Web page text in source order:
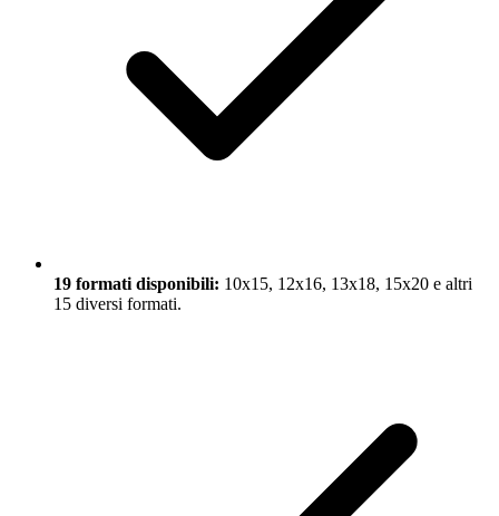
19 formati disponibili: 10x15, 12x16, 13x18, 15x20 e altri
15 diversi formati.